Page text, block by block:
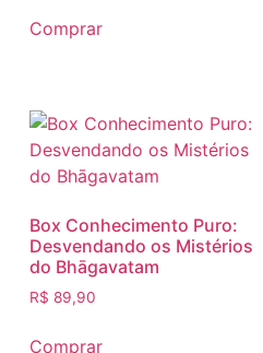
Comprar
Box Conhecimento Puro:
Desvendando os Mistérios
do Bhāgavatam
R$ 89,90
Comprar